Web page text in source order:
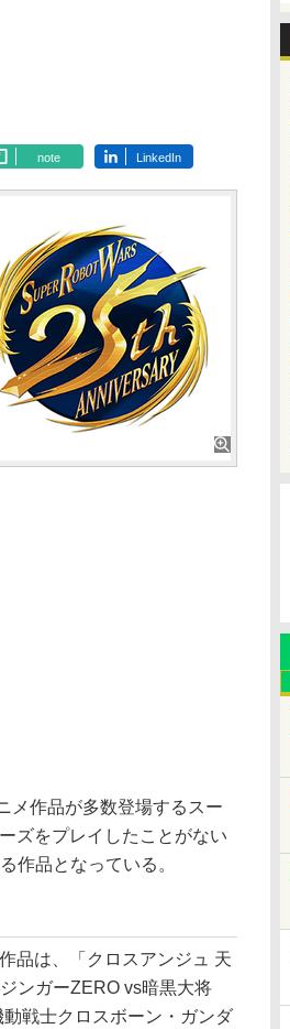
note LinkedIn
メ作品が多数登場するスー
ズをプレイしたことがない
作品となっている。
品は、「クロスアンジュ 天
ンガーZERO vs暗黒大将
戦士クロスボーン・ガンダ